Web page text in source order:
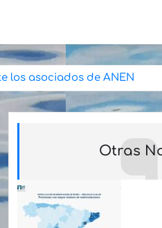
los asociados de ANEN
Otras